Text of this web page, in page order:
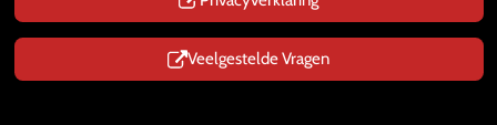
Veelgestelde Vragen